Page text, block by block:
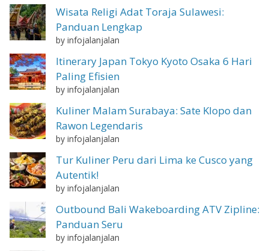
Wisata Religi Adat Toraja Sulawesi:
Panduan Lengkap
by infojalanjalan
Itinerary Japan Tokyo Kyoto Osaka 6 Hari
Paling Efisien
by infojalanjalan
Kuliner Malam Surabaya: Sate Klopo dan
Rawon Legendaris
by infojalanjalan
Tur Kuliner Peru dari Lima ke Cusco yang
Autentik!
by infojalanjalan
Outbound Bali Wakeboarding ATV Zipline:
Panduan Seru
by infojalanjalan